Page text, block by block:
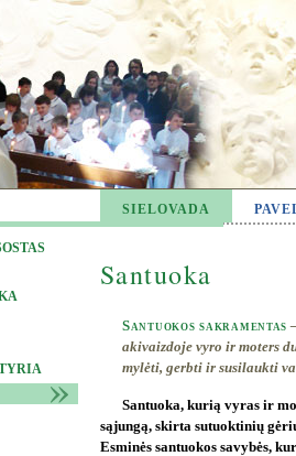
SIELOVADA
Santuoka
Santuokos sakramentas
akivaizdoje vyro ir moters
mylėti, gerbti ir susilaukti
Santuoka, kurią vyras ir
sąjungą, skirta sutuoktinių
Esminės santuokos savybės,